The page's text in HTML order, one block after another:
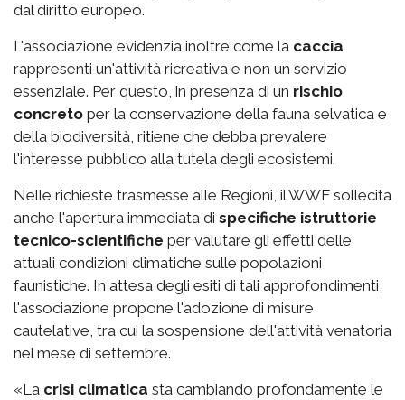
dal diritto europeo.
L'associazione evidenzia inoltre come la caccia
rappresenti un'attività ricreativa e non un servizio
essenziale. Per questo, in presenza di un rischio
concreto per la conservazione della fauna selvatica e
della biodiversità, ritiene che debba prevalere
l'interesse pubblico alla tutela degli ecosistemi.
Nelle richieste trasmesse alle Regioni, il WWF sollecita
anche l'apertura immediata di specifiche istruttorie
tecnico-scientifiche per valutare gli effetti delle
attuali condizioni climatiche sulle popolazioni
faunistiche. In attesa degli esiti di tali approfondimenti,
l'associazione propone l'adozione di misure
cautelative, tra cui la sospensione dell'attività venatoria
nel mese di settembre.
«La crisi climatica sta cambiando profondamente le